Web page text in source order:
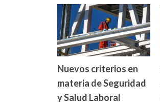
Nuevos criterios en
materia de Seguridad
y Salud Laboral